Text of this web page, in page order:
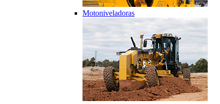
Motoniveladoras